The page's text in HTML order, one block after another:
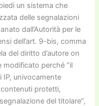
un sistema che
delle segnalazioni
dall’Autorità per le
dell’art. 9-bis, comma
del diritto d’autore on
perché “il
IP, univocamente
protetti,
del titolare”,